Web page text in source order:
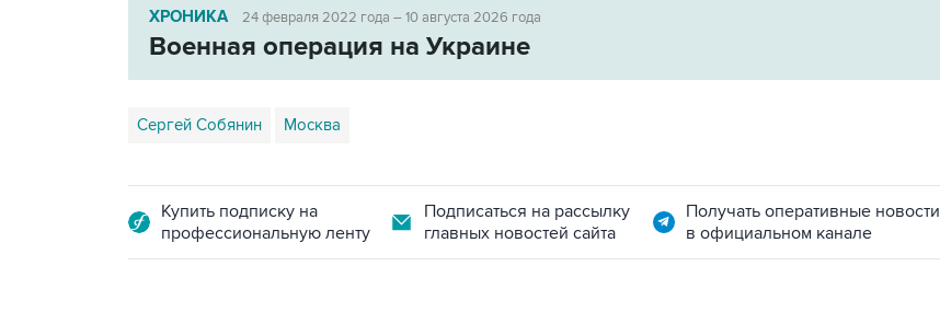
ХРОНИКА 24 февраля 2022 года – 10 августа 2026 года
Военная операция на Украине
Сергей Собянин Москва
Купить подписку на
профессиональную ленту
Подписаться на рассылку
главных новостей сайта
Получать оперативные новости
в официальном канале